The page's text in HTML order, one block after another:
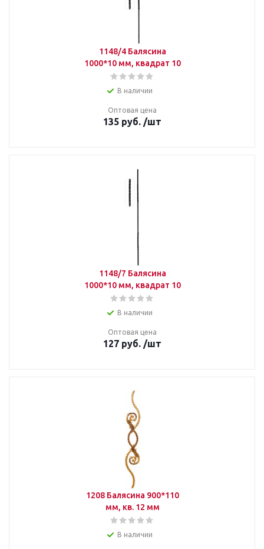
1148/4 Балясина
1000*10 мм, квадрат 10
В наличии
Оптовая цена
135 руб. /шт
1148/7 Балясина
1000*10 мм, квадрат 10
В наличии
Оптовая цена
127 руб. /шт
1208 Балясина 900*110
мм, кв. 12 мм
В наличии